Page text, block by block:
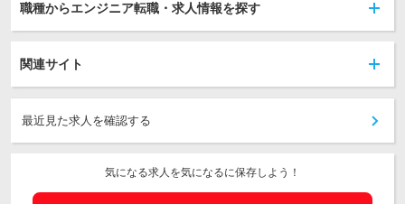
職種からエンジニア転職・求人情報を探す
関連サイト
最近見た求人を確認する
気になる求人を気になるに保存しよう！